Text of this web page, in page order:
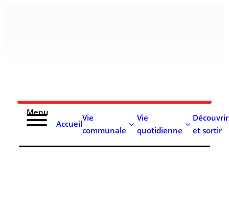
Menu
Accueil
Vie
communale
Vie
quotidienne
Découvrir
et sortir